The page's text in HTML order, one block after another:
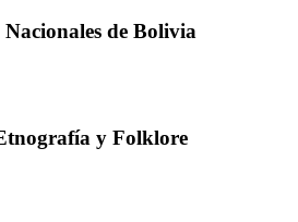
de Bolivia
y Folklore